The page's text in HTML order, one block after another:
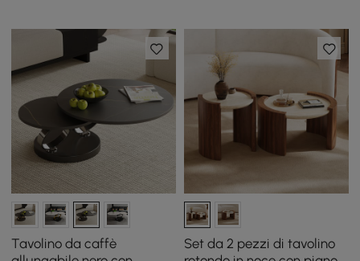
Tavolino da caffè
Set da 2 pezzi di tavolino